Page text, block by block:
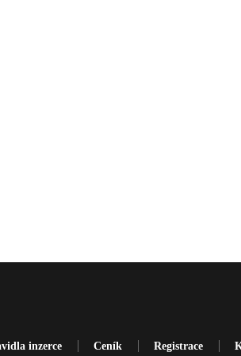
inzerce Ceník Registrace